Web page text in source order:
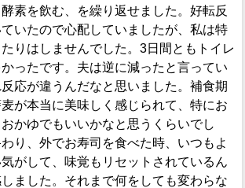
素を飲む、を繰り返せました。好転反
いたので心配していましたが、私は特
りはしませんでした。3日間ともトイレ
ったです。夫は逆に減ったと言ってい
応が違うんだなと思いました。補食期
が本当に美味しく感じられて、特にお
かゆでもいいかなと思うくらいでし
り、外でお寿司を食べた時、いつもよ
がして、味覚もリセットされているん
ました。それまで何をしても変わらな